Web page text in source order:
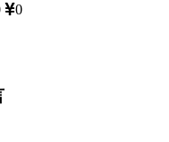
0